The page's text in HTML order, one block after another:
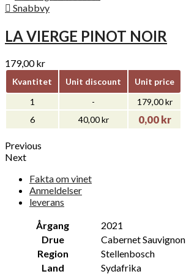
 Snabbvy
LA VIERGE PINOT NOIR
179,00 kr
Kvantitet Unit discount
Unit price
1
-
179,00 kr
6
40,00 kr 0,00 kr
Previous
Next
Fakta om vinet
Anmeldelser
leverans
Årgang
2021
Drue
Cabernet Sauvignon
Region
Stellenbosch
Land
Sydafrika